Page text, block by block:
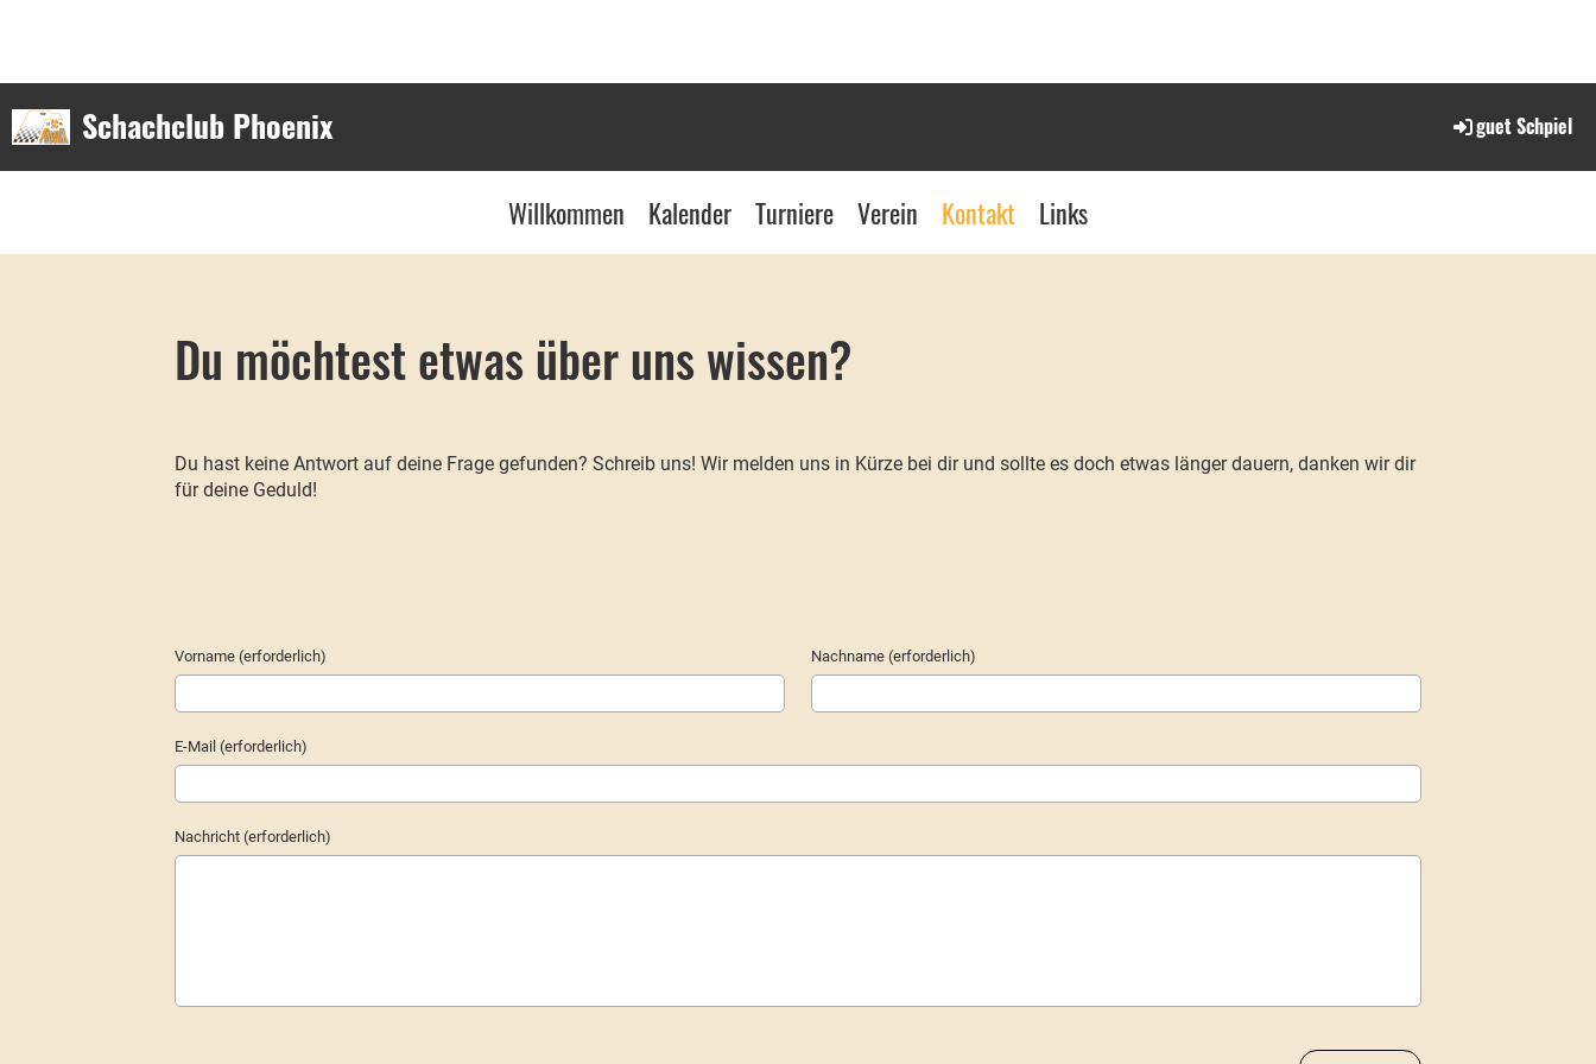
Schachclub Phoenix guet Schpiel
Willkommen Kalender Turniere Verein Kontakt Links
Du möchtest etwas über uns wissen?
Du hast keine Antwort auf deine Frage gefunden? Schreib uns! Wir melden uns in Kürze bei dir und sollte es doch etwas länger dauern, danken wir dir
für deine Geduld!
Vorname (erforderlich) Nachname (erforderlich)
E-Mail (erforderlich)
Nachricht (erforderlich)